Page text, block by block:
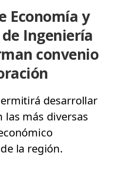
Economía y
Ingeniería
convenio
desarrollar
las más diversas
la región.